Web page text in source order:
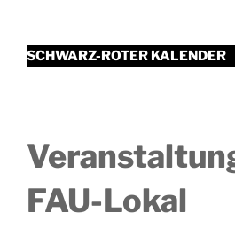
SCHWARZ-ROTER KALENDER
FAU-Lokal